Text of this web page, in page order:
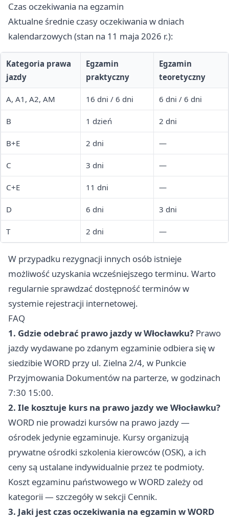
Czas oczekiwania na egzamin
Aktualne średnie czasy oczekiwania w dniach
kalendarzowych (stan na 11 maja 2026 r.):
Kategoria prawa
jazdy
Egzamin
praktyczny
Egzamin
teoretyczny
A, A1, A2, AM 16 dni / 6 dni 6 dni / 6 dni
B 1 dzień 2 dni
B+E 2 dni —
C 3 dni —
C+E 11 dni —
D 6 dni 3 dni
T 2 dni —
W przypadku rezygnacji innych osób istnieje
możliwość uzyskania wcześniejszego terminu. Warto
regularnie sprawdzać dostępność terminów w
systemie rejestracji internetowej.
FAQ
1. Gdzie odebrać prawo jazdy w Włocławku? Prawo
jazdy wydawane po zdanym egzaminie odbiera się w
siedzibie WORD przy ul. Zielna 2/4, w Punkcie
Przyjmowania Dokumentów na parterze, w godzinach
7:30 15:00.
2. Ile kosztuje kurs na prawo jazdy we Włocławku?
WORD nie prowadzi kursów na prawo jazdy —
ośrodek jedynie egzaminuje. Kursy organizują
prywatne ośrodki szkolenia kierowców (OSK), a ich
ceny są ustalane indywidualnie przez te podmioty.
Koszt egzaminu państwowego w WORD zależy od
kategorii — szczegóły w sekcji Cennik.
3. Jaki jest czas oczekiwania na egzamin w WORD